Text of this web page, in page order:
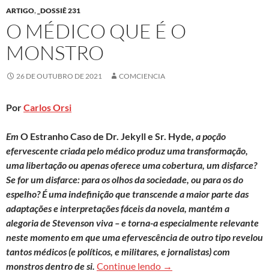
ARTIGO, _DOSSIÊ 231
O MÉDICO QUE É O
MONSTRO
26 DE OUTUBRO DE 2021 COMCIENCIA
PorCarlos Orsi
Em O Estranho Caso de Dr. Jekyll e Sr. Hyde, a poção
efervescente criada pelo médico produz uma transformação,
uma libertação ou apenas oferece uma cobertura, um disfarce?
Se for um disfarce: para os olhos da sociedade, ou para os do
espelho? É uma indefinição que transcende a maior parte das
adaptações e interpretações fáceis da novela, mantém a
alegoria de Stevenson viva – e torna-a especialmente relevante
neste momento em que uma efervescência de outro tipo revelou
tantos médicos (e políticos, e militares, e jornalistas) com
monstros dentro de si. Continue lendo O médico que é o
→